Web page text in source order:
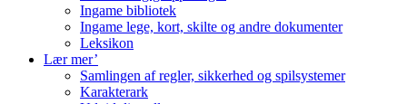
Ingame bibliotek
Ingame lege, kort, skilte og andre dokumenter
Leksikon
Lær mer’
Samlingen af regler, sikkerhed og spilsystemer
Karakterark